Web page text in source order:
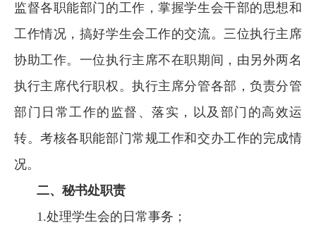
监督各职能部门的工作，掌握学生会干部的思想和
工作情况，搞好学生会工作的交流。三位执行主席
协助工作。一位执行主席不在职期间，由另外两名
执行主席代行职权。执行主席分管各部，负责分管
部门日常工作的监督、落实，以及部门的高效运
转。考核各职能部门常规工作和交办工作的完成情
况。
二、秘书处职责
1.处理学生会的日常事务；